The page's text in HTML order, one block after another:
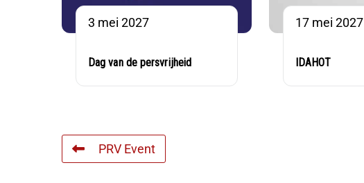
3 mei 2027
Dag van de persvrijheid
17 mei 2027
IDAHOT
PRV Event